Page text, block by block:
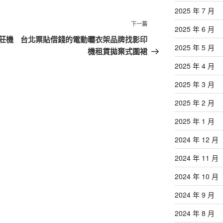
機
下
一
篇
下一篇
台北票貼借錢的電動曬衣架品牌找影印
機租賃拋棄式圍裙
2025 年 7 月
2025 年 6 月
2025 年 5 月
2025 年 4 月
2025 年 3 月
2025 年 2 月
2025 年 1 月
2024 年 12 月
2024 年 11 月
2024 年 10 月
2024 年 9 月
2024 年 8 月